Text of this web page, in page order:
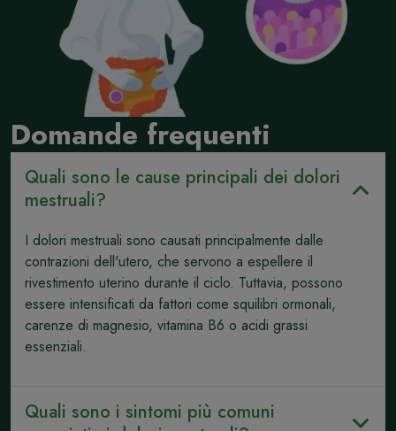
Domande frequenti
Quali sono le cause principali dei dolori
mestruali?
I dolori mestruali sono causati principalmente dalle
contrazioni dell'utero, che servono a espellere il
rivestimento uterino durante il ciclo. Tuttavia, possono
essere intensificati da fattori come squilibri ormonali,
carenze di magnesio, vitamina B6 o acidi grassi
essenziali.
Quali sono i sintomi più comuni